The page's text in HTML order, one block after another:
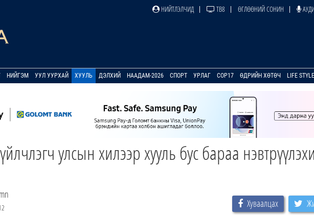
НИЙТЛЭЛЧИД ТВ8 ӨГЛӨӨНИЙ СОНИН
НИЙГЭМ УУЛ УУРХАЙ ХУУЛЬ ДЭЛХИЙ НААДАМ-2026 СПОРТ УРЛАГ COP17 ӨДРИЙН ХӨТӨЧ LIFE STYLE
улсын хилээр хууль бус бараа
Хуваалцах